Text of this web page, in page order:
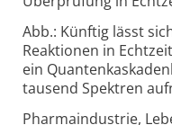
Abb.: Künftig lässt
Reaktionen in
ein
tausend Spektren
Pharmaindustrie,